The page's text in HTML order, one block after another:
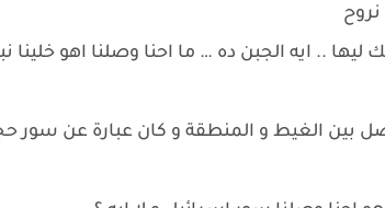
.. ايه الجبن ده … ما احنا وصلنا اهو
بين الغيط و المنطقة و كان عبارة عن